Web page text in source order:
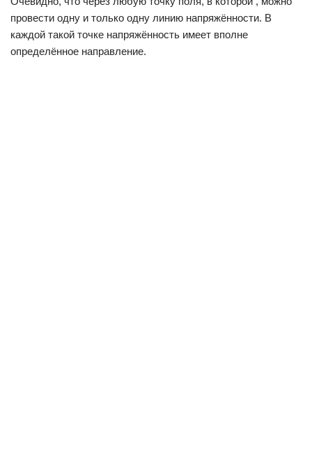
провести одну и только одну линию напряжённости. В
каждой такой точке напряжённость имеет вполне
определённое направление.